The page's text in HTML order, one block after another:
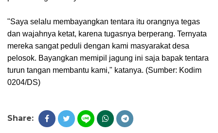
"Saya selalu membayangkan tentara itu orangnya tegas
dan wajahnya ketat, karena tugasnya berperang. Ternyata
mereka sangat peduli dengan kami masyarakat desa
pelosok. Bayangkan memipil jagung ini saja bapak tentara
turun tangan membantu kami," katanya. (Sumber: Kodim
0204/DS)
Share: